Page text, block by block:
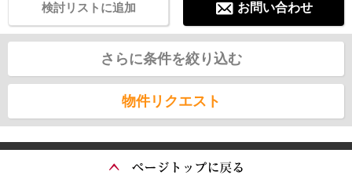
お問い合わせ
検討リストに追加
さらに条件を絞り込む
物件リクエスト